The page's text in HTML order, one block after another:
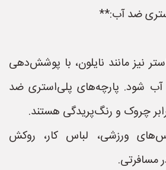
نیز مانند نایلون، با پوشش‌دهی
شود. پارچه‌های پلی‌استری ضد
چروک و رنگ‌پریدگی هستند.
ورزشی، لباس کار، روکش
مسافرتی.